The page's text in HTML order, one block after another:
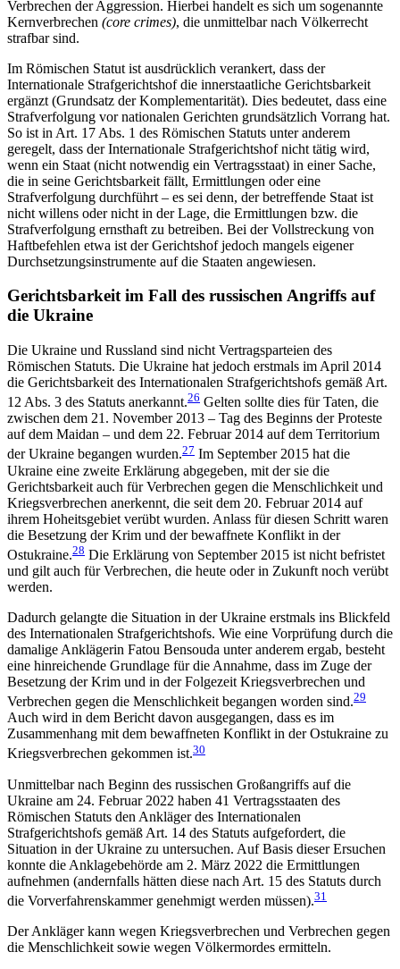
Verbrechen der Aggression. Hierbei handelt es sich um sogenannte
Kernverbrechen (core crimes), die unmittelbar nach Völkerrecht
strafbar sind.
Im Römischen Statut ist ausdrücklich verankert, dass der
Internationale Strafgerichtshof die innerstaatliche Gerichtsbarkeit
ergänzt (Grundsatz der Komplementarität). Dies bedeutet, dass eine
Strafverfolgung vor nationalen Gerichten grundsätzlich Vor­rang hat.
So ist in Art. 17 Abs. 1 des Römischen Sta­tuts unter anderem
geregelt, dass der Internatio­nale Strafgerichtshof nicht tätig wird,
wenn ein Staat (nicht notwendig ein Vertragsstaat) in einer Sache,
die in seine Gerichtsbarkeit fällt, Ermittlungen oder eine
Strafverfolgung durchführt – es sei denn, der betref­fende Staat ist
nicht willens oder nicht in der Lage, die Ermittlungen bzw. die
Strafverfolgung ernsthaft zu betreiben. Bei der Vollstreckung von
Haftbefehlen etwa ist der Gerichtshof jedoch mangels eigener
Durchsetzungsinstrumente auf die Staaten angewiesen.
Gerichtsbarkeit im Fall des russischen Angriffs auf
die Ukraine
Die Ukraine und Russland sind nicht Vertragsparteien des
Römischen Statuts. Die Ukraine hat jedoch erst­mals im April 2014
die Gerichtsbarkeit des Interna­tionalen Strafgerichtshofs gemäß Art.
12 Abs. 3 des Statuts anerkannt.26 Gelten sollte dies für Taten, die
zwischen dem 21. November 2013 – Tag des Beginns der Proteste
auf dem Maidan – und dem 22. Februar 2014 auf dem Territorium
der Ukraine begangen wur­den.27 Im September 2015 hat die
Ukraine eine zweite Erklärung abgegeben, mit der sie die
Gerichtsbarkeit auch für Verbrechen gegen die Menschlichkeit und
Kriegsverbrechen anerkennt, die seit dem 20. Februar 2014 auf
ihrem Hoheitsgebiet verübt wurden. Anlass für diesen Schritt waren
die Besetzung der Krim und der bewaffnete Konflikt in der
Ostukraine.28 Die Er­klärung von September 2015 ist nicht befristet
und gilt auch für Verbrechen, die heute oder in Zukunft noch verübt
werden.
Dadurch gelangte die Situation in der Ukraine erst­mals ins Blickfeld
des Internationalen Strafgerichtshofs. Wie eine Vorprüfung durch die
damalige Anklä­gerin Fatou Bensouda unter anderem ergab, besteht
eine hinreichende Grundlage für die Annah­me, dass im Zuge der
Besetzung der Krim und in der Folgezeit Kriegsverbrechen und
Verbrechen gegen die Menschlichkeit begangen worden sind.29
Auch wird in dem Bericht davon ausgegangen, dass es im
Zusammenhang mit dem bewaffneten Konflikt in der Ostukraine zu
Kriegsverbrechen gekommen ist.30
Unmittelbar nach Beginn des russischen Groß­angriffs auf die
Ukraine am 24. Februar 2022 haben 41 Vertragsstaaten des
Römischen Statuts den An­kläger des Internationalen
Strafgerichtshofs gemäß Art. 14 des Statuts aufgefordert, die
Situation in der Ukraine zu untersuchen. Auf Basis dieser Ersuchen
konnte die Anklagebehörde am 2. März 2022 die Ermittlungen
aufnehmen (andernfalls hätten diese nach Art. 15 des Statuts durch
die Vorverfahrenskammer genehmigt werden müssen).31
Der Ankläger kann wegen Kriegsverbrechen und Verbrechen gegen
die Menschlichkeit sowie wegen Völkermordes ermitteln.